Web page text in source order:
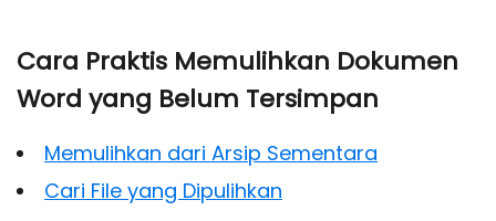
Cara Praktis Memulihkan Dokumen
Word yang Belum Tersimpan
Memulihkan dari Arsip Sementara
Cari File yang Dipulihkan